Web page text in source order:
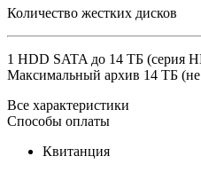
Количество жестких дисков
1 HDD SATA до 14 ТБ (серия
Максимальный архив 14 ТБ (не
Все характеристики
Способы оплаты
Квитанция